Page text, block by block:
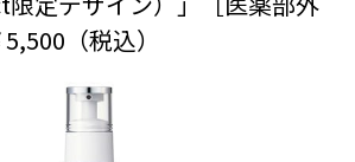
（税込）